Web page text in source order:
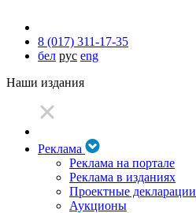
8 (017) 311-17-35
бел рус eng
Наши издания
Реклама
Реклама на портале
Реклама в изданиях
Проектные декларации
Аукционы